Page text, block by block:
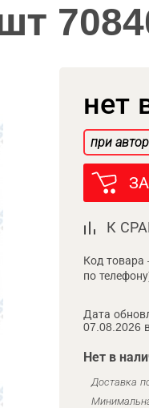
нет
при
К
Код товара
по
Дата
07.08.2026
Нет в
Доставка